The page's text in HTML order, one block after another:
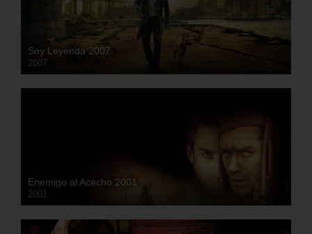
Soy Leyenda 2007
2007
HD
Enemigo al Acecho 2001
2001
HD